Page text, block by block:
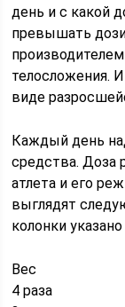
день и с какой
превышать
телосложения.
виде
Каждый день
средства. Доза
атлета и его
выглядят
колонки
Вес
4 раза